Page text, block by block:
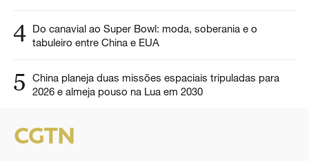
4 Do canavial ao Super Bowl: moda, soberania e o
tabuleiro entre China e EUA
5
China planeja duas missões espaciais tripuladas para
2026 e almeja pouso na Lua em 2030